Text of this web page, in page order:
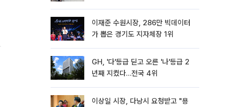
이재준 수원시장, 286만 빅데이터
가 뽑은 경기도 지자체장 1위
GH, '다'등급 딛고 오른 '나'등급 2
년째 지켰다…전국 4위
이상일 시장, 다낭시 요청받고 "용